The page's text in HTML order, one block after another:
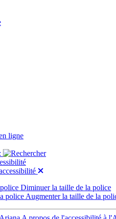
ligne
Diminuer la taille de la police
Augmenter la taille de la